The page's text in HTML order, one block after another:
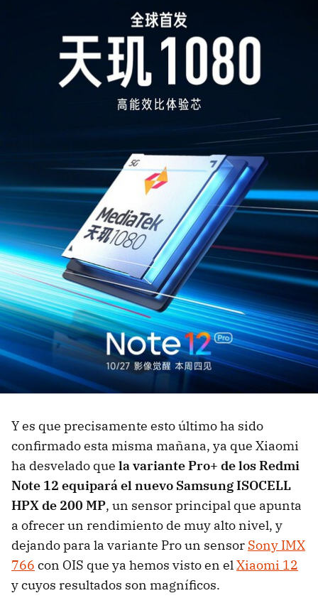
Y es que precisamente esto último ha sido
confirmado esta misma mañana, ya que Xiaomi
ha desvelado que la variante Pro+ de los Redmi
Note 12 equipará el nuevo Samsung ISOCELL
HPX de 200 MP, un sensor principal que apunta
a ofrecer un rendimiento de muy alto nivel, y
dejando para la variante Pro un sensor Sony IMX
766 con OIS que ya hemos visto en elXiaomi 12
y cuyos resultados son magníficos.